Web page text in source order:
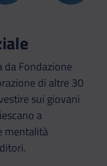
da Fondazione
di altre 30
sui giovani
a
mentalità